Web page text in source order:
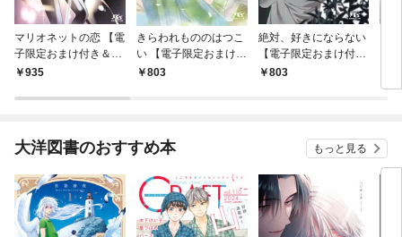
マリオネットの恋 【電
子限定おまけ付き＆イ
ラスト収録】
935
きらわれもののはつこ
い 【電子限定おまけ付
き＆イラスト収録】
803
絶対、好きにならない
【電子限定おまけ付き
＆イラスト収録】
803
き】
大洋図書のおすすめ本 もっと見る